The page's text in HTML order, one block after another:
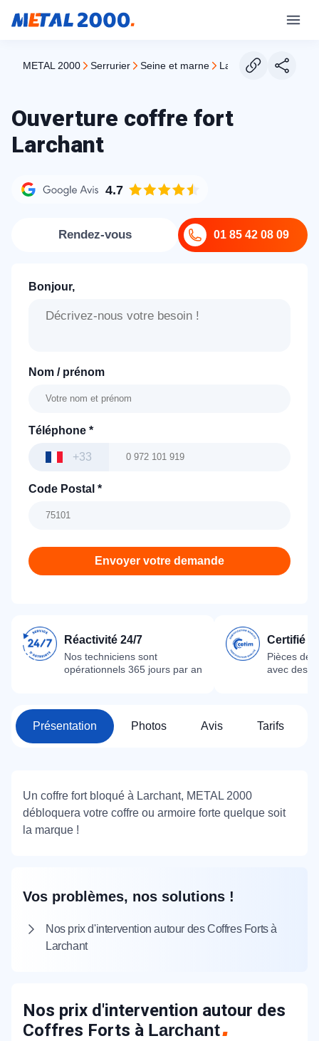
METAL 2000 serrurier seine et marne larchant
Ouverture coffre fort
Larchant
4.7
01 85 42 08 09
Rendez-vous
Bonjour,
Nom / prénom
Téléphone *
+33
Code Postal *
Envoyer votre demande
Réactivité 24/7
Nos techniciens sont
opérationnels 365 jours par an
Certifié
Pièces
avec des
Présentation Photos Avis Tarifs
Un coffre fort bloqué à Larchant, METAL 2000
débloquera votre coffre ou armoire forte quelque soit
la marque !
Vos problèmes, nos solutions !
Nos prix d'intervention autour des Coffres Forts à
Larchant
Nos prix d'intervention autour des
Coffres Forts à Larchant